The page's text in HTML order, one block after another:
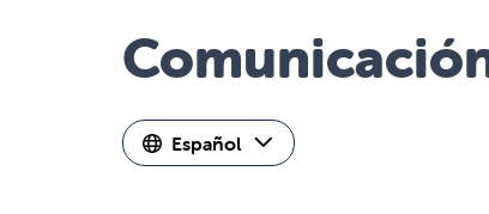
Español